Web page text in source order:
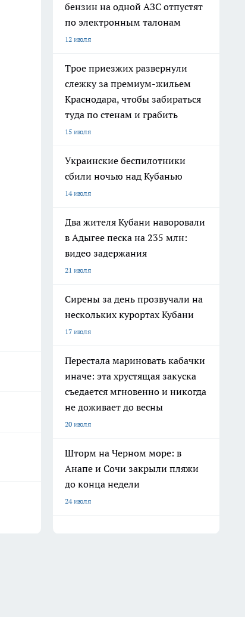
бензин на одной АЗС отпустят
по электронным талонам
12 июля
Трое приезжих развернули
слежку за премиум-жильем
Краснодара, чтобы забираться
туда по стенам и грабить
15 июля
Украинские беспилотники
сбили ночью над Кубанью
14 июля
Два жителя Кубани наворовали
в Адыгее песка на 235 млн:
видео задержания
21 июля
Сирены за день прозвучали на
нескольких курортах Кубани
17 июля
Перестала мариновать кабачки
иначе: эта хрустящая закуска
съедается мгновенно и никогда
не доживает до весны
20 июля
Шторм на Черном море: в
Анапе и Сочи закрыли пляжи
до конца недели
24 июля